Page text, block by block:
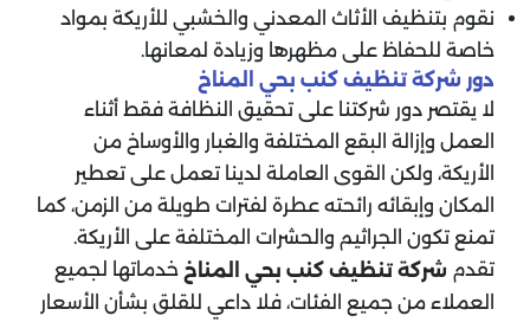
نقوم بتنظيف الأثاث المعدني والخشبي للأريكة بمواد
خاصة للحفاظ على مظهرها وزيادة لمعانها.
دور شركة تنظيف كنب بحي المناخ
لا يقتصر دور شركتنا على تحقيق النظافة فقط أثناء
العمل وإزالة البقع المختلفة والغبار والأوساخ من
الأريكة، ولكن القوى العاملة لدينا تعمل على تعطير
المكان وإبقائه رائحته عطرة لفترات طويلة من الزمن، كما
تمنع تكون الجراثيم والحشرات المختلفة على الأريكة.
تقدم شركة تنظيف كنب بحي المناخ خدماتها لجميع
العملاء من جميع الفئات، فلا داعي للقلق بشأن الأسعار